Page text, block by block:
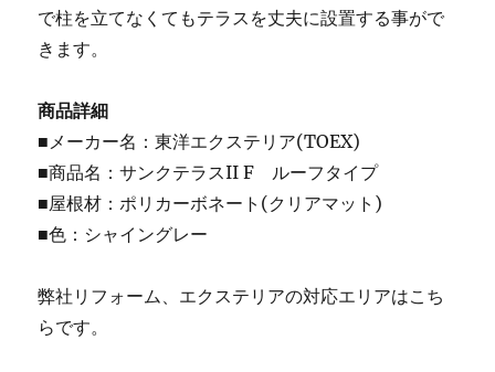
で柱を立てなくてもテラスを丈夫に設置する事がで
きます。
商品詳細
■メーカー名：東洋エクステリア(TOEX)
■商品名：サンクテラスII F ルーフタイプ
■屋根材：ポリカーボネート(クリアマット)
■色：シャイングレー
弊社リフォーム、エクステリアの対応エリアはこち
らです。